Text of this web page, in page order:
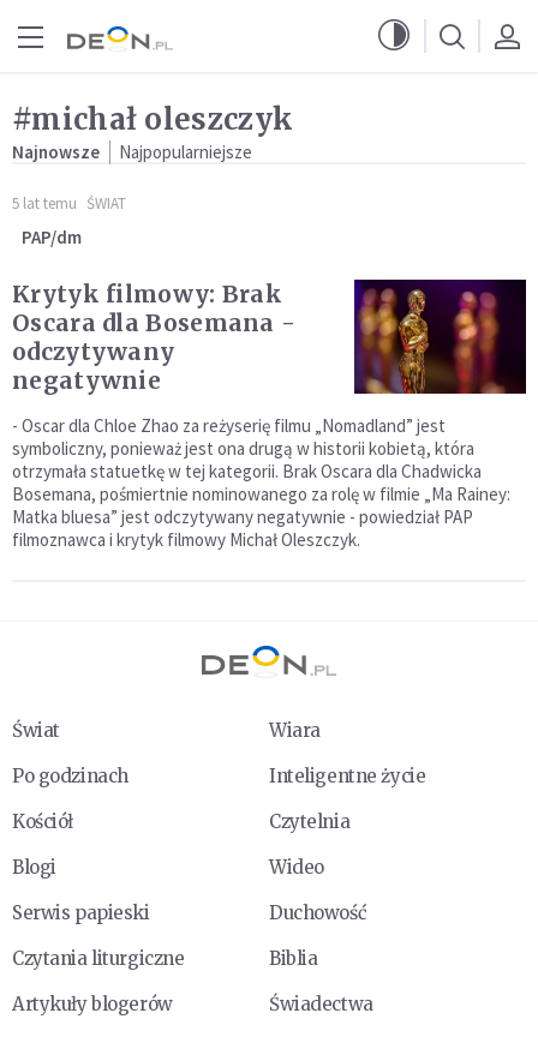
#michał oleszczyk
Najnowsze Najpopularniejsze
5 lat temu ŚWIAT
PAP/dm
Krytyk filmowy: Brak
Oscara dla Bosemana -
odczytywany
negatywnie
- Oscar dla Chloe Zhao za reżyserię filmu „Nomadland” jest
symboliczny, ponieważ jest ona drugą w historii kobietą, która
otrzymała statuetkę w tej kategorii. Brak Oscara dla Chadwicka
Bosemana, pośmiertnie nominowanego za rolę w filmie „Ma Rainey:
Matka bluesa” jest odczytywany negatywnie - powiedział PAP
filmoznawca i krytyk filmowy Michał Oleszczyk.
Świat
Wiara
Po godzinach
Inteligentne życie
Kościół
Czytelnia
Blogi
Wideo
Serwis papieski
Duchowość
Czytania liturgiczne
Biblia
Artykuły blogerów
Świadectwa